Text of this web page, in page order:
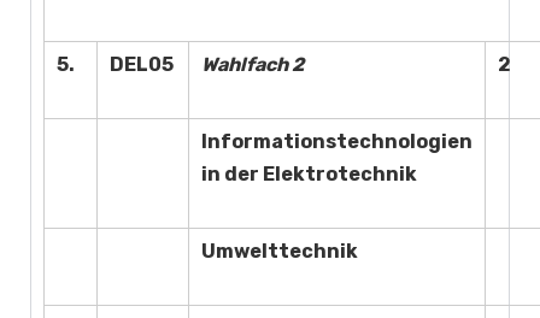
5. DEL05 Wahlfach 2 2
Informationstechnologien
in der Elektrotechnik
Umwelttechnik